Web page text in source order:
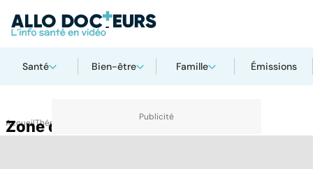
Santé Bien-être Famille Émissions
AccueilThématiques
Zone de la mémoire